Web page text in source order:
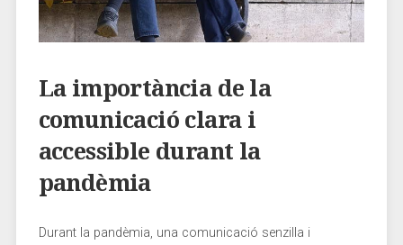
La importància ‌de ⁣la
comunicació clara i
accessible durant la
pandèmia
Durant la pandèmia, una comunicació senzilla i